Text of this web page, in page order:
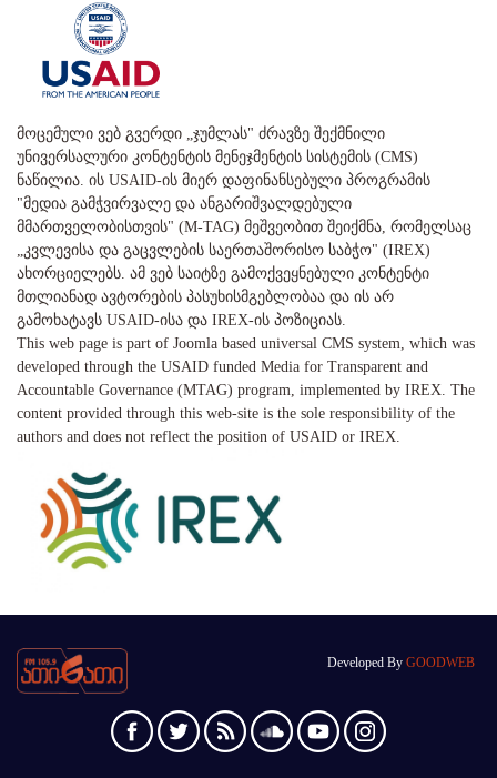
მოცემული ვებ გვერდი „ჯუმლას" ძრავზე შექმნილი
უნივერსალური კონტენტის მენეჯმენტის სისტემის (CMS)
ნაწილია. ის USAID-ის მიერ დაფინანსებული პროგრამის
"მედია გამჭვირვალე და ანგარიშვალდებული
მმართველობისთვის" (M-TAG) მეშვეობით შეიქმნა, რომელსაც
„კვლევისა და გაცვლების საერთაშორისო საბჭო" (IREX)
ახორციელებს. ამ ვებ საიტზე გამოქვეყნებული კონტენტი
მთლიანად ავტორების პასუხისმგებლობაა და ის არ
გამოხატავს USAID-ისა და IREX-ის პოზიციას.
This web page is part of Joomla based universal CMS system, which was
developed through the USAID funded Media for Transparent and
Accountable Governance (MTAG) program, implemented by IREX. The
content provided through this web-site is the sole responsibility of the
authors and does not reflect the position of USAID or IREX.
Developed By GOODWEB